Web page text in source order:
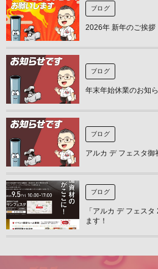
ブログ
2026年 新年のご挨拶
ブログ
年末年始休業のお知
ブログ
アルカ デ フェスタ
ブログ
「アルカ デ フェス
ます！